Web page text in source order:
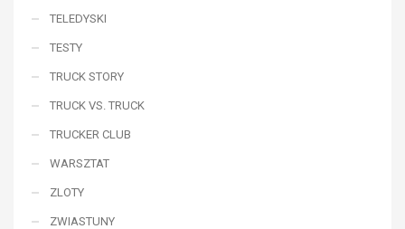
TELEDYSKI
TESTY
TRUCK STORY
TRUCK VS. TRUCK
TRUCKER CLUB
WARSZTAT
ZLOTY
ZWIASTUNY